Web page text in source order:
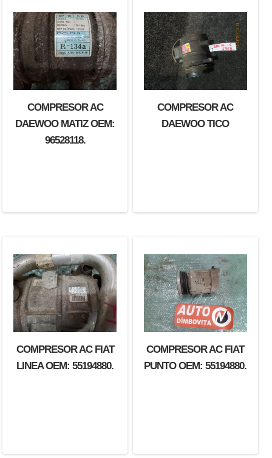
COMPRESOR AC
DAEWOO MATIZ OEM:
96528118.
COMPRESOR AC
DAEWOO TICO
COMPRESOR AC FIAT
LINEA OEM: 55194880.
COMPRESOR AC FIAT
PUNTO OEM: 55194880.